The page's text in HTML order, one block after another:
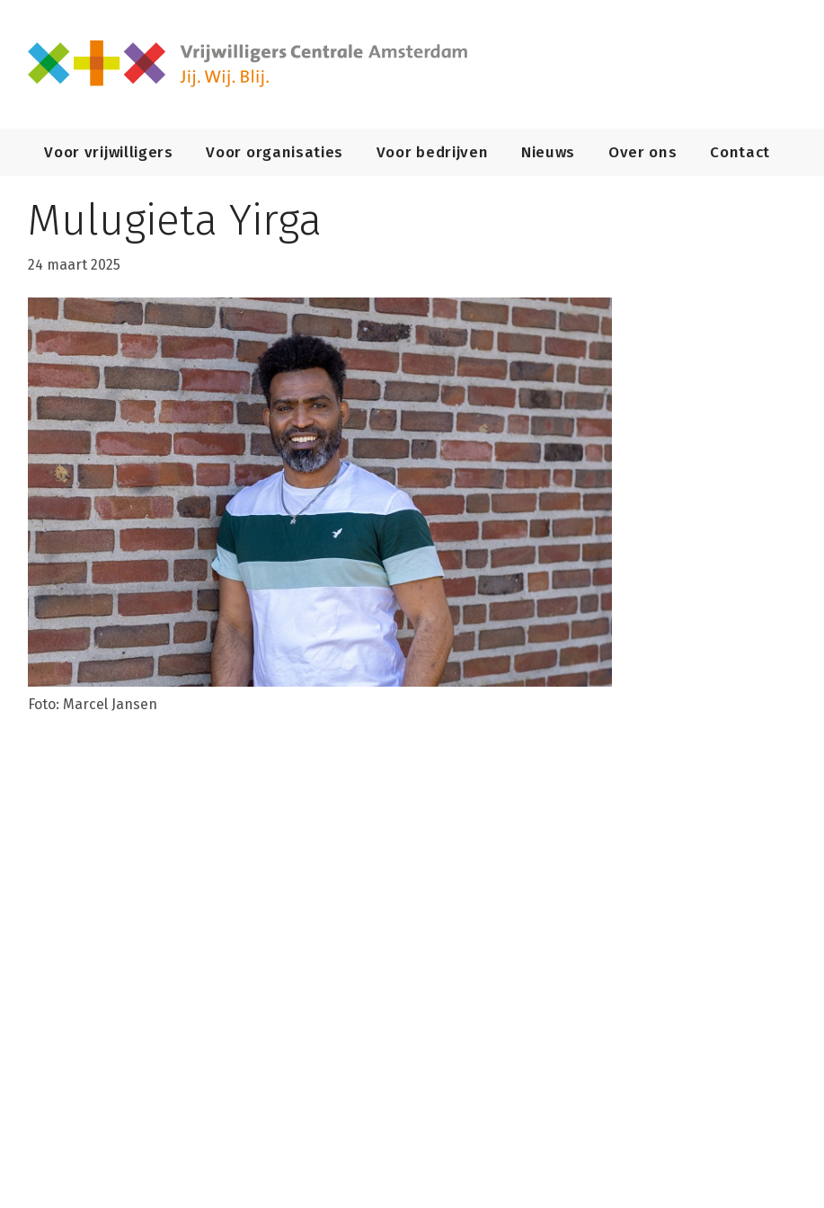
Navigation
Voor vrijwilligers Voor organisaties Voor bedrijven Nieuws Over ons Contact
Mulugieta Yirga
24 maart 2025
Foto: Marcel Jansen